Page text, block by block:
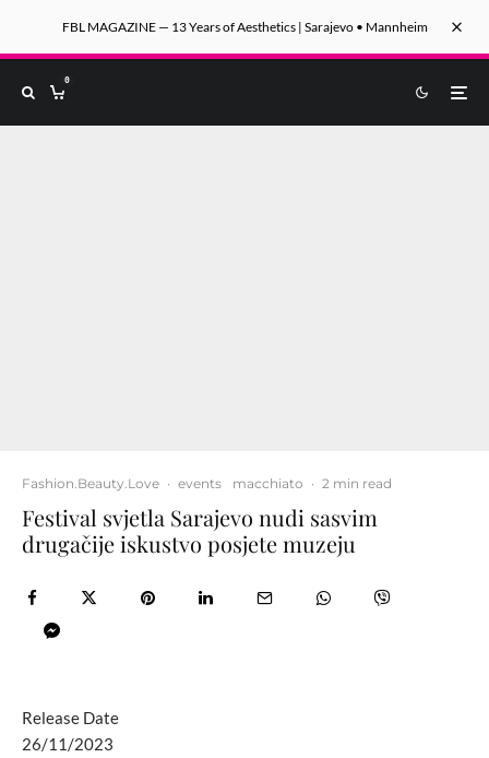
FBL MAGAZINE — 13 Years of Aesthetics | Sarajevo • Mannheim
0
Fashion.Beauty.Love · events macchiato · 2 min read
Festival svjetla Sarajevo nudi sasvim
drugačije iskustvo posjete muzeju
Release Date
26/11/2023